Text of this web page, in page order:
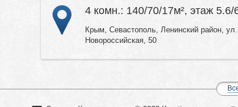
4 комн.: 140/70/17м², этаж 5.6/
Крым, Севастополь, Ленинский район, ул.
Новороссийская, 50